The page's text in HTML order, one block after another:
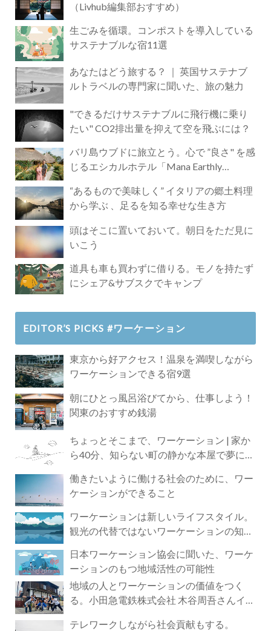
（Livhub編集部おすすめ）
生ごみを循環。コンポストを導入している
サステナブルな宿11選
あなたはどう旅する？ ｜ 英国サステナブ
ルトラベルの専門家に聞いた、旅の魅力
"できるだけサステナブルに飛行機に乗り
たい" CO2排出量を抑えて空を飛ぶには？
バリ島ウブドに旅立とう。心で ”良さ" を感
じるエシカルホテル「Mana Earthly
“あるもので美味しく” イタリアの郷土料理
から学ぶ 、足るを知る幸せな生き方
頭はそこに置いておいて。朝日をただ見に
いこう
道具も車も買わずに借りる。モノを持たず
にシェア&サブスクでキャンプ
EDITOR’S PICKS #ワーケーション
東京から好アクセス！温泉を満喫しながら
ワーケーションできる宿9選
朝にひとっ風呂浴びてから、仕事しよう！
関東のおすすめ銭湯
ちょっとそこまで、ワーケーション | 家か
ら40分、知らない町の静かな本屋で夢に近
働きたいように働ける社会のために、ワー
ケーションができること
ワーケーションは新しいライフスタイル。
観光の代替ではないワーケーションの知ら
日本ワーケーション協会に聞いた、ワーケ
ーションのもつ地域活性の可能性
地域の人とワーケーションの価値をつく
る。小田急電鉄株式会社 木谷周吾さんイン
テレワークしながら社会貢献もする。